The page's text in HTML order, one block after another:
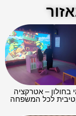
בחולון – אטרקציה
לכל המשפחה